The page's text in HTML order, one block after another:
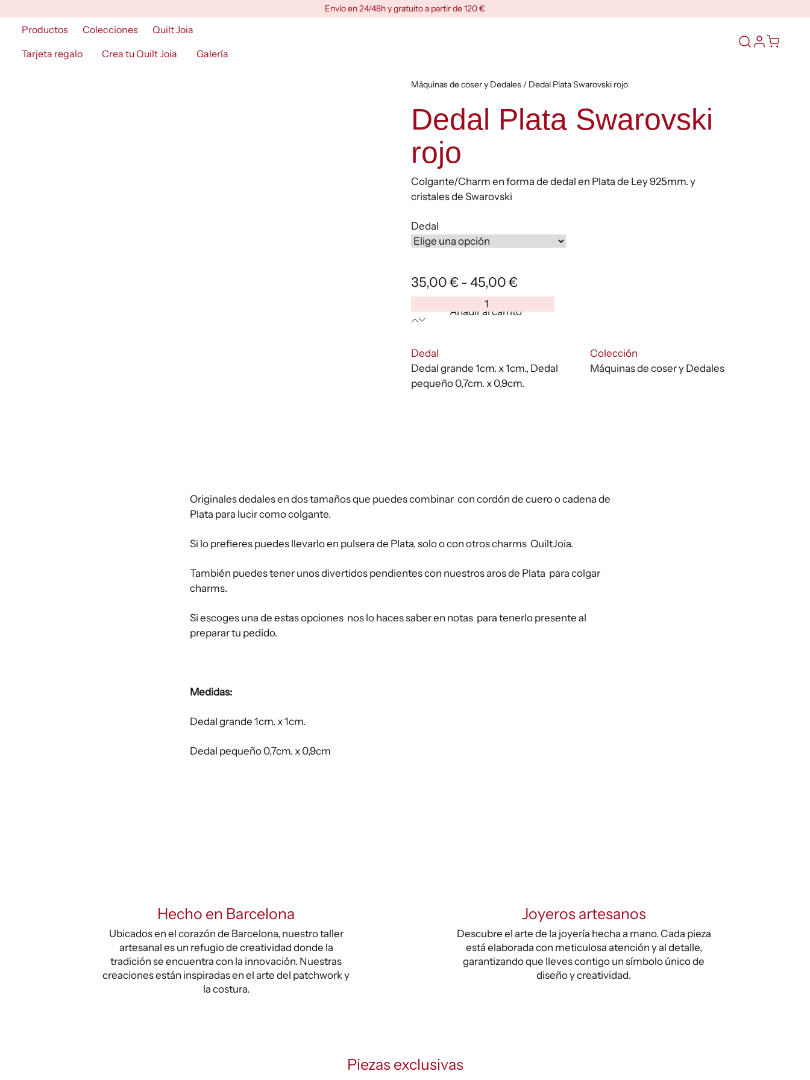
content
Envío en 24/48h y gratuito a partir de 120 €
Productos Colecciones
Quilt Joia
Tarjeta regalo
Crea tu Quilt Joia Galería
Abrir
Máquinas de coser y Dedales / Dedal Plata Swarovski rojo
Dedal Plata Swarovski
rojo
Colgante/Charm en forma de dedal en Plata de Ley 925mm. y
cristales de Swarovski
Dedal
35,00€-45,00€Rango
de
precios:
hasta
Plata
rojo
cantidad
Añadir al carrito
Dedal
Dedal grande 1cm. x 1cm., Dedal
pequeño 0,7cm. x 0,9cm.
Colección:
Máquinas de coser y Dedales
Originales dedales en dos tamaños que puedes combinar con cordón de cuero o cadena de
Plata para lucir como colgante.
Si lo prefieres puedes llevarlo en pulsera de Plata, solo o con otros charms QuiltJoia.
También puedes tener unos divertidos pendientes con nuestros aros de Plata para colgar
charms.
Si escoges una de estas opciones nos lo haces saber en notas para tenerlo presente al
preparar tu pedido.
Medidas:
Dedal grande 1cm. x 1cm.
Dedal pequeño 0,7cm. x 0,9cm
Hecho en Barcelona
Ubicados en el corazón de Barcelona, nuestro taller
artesanal es un refugio de creatividad donde la
tradición se encuentra con la innovación. Nuestras
creaciones están inspiradas en el arte del patchwork y
la costura.
Joyeros artesanos
Descubre el arte de la joyería hecha a mano. Cada pieza
está elaborada con meticulosa atención y al detalle,
garantizando que lleves contigo un símbolo único de
diseño y creatividad.
Piezas exclusivas